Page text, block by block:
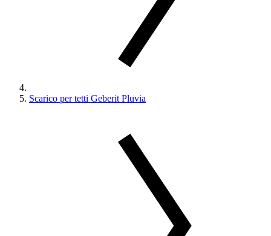
Scarico per tetti Geberit Pluvia